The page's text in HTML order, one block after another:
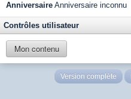
Anniversaire Anniversaire inconnu
Contrôles utilisateur
Mon contenu
Version complète